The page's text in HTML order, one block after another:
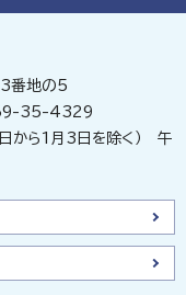
番地の5
35-4329
から1月3日を除く） 午